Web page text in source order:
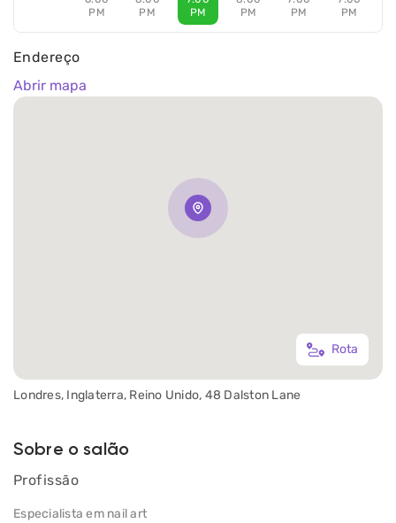
Rota
Londres, Inglaterra, Reino Unido, 48 Dalston Lane
Endereço
Abrir mapa
PM
PM
PM
PM
PM
PM
Sobre o salão
Profissão
Especialista em nail art